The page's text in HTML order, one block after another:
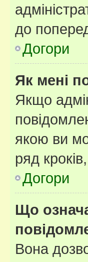
до
Догори
Як мені
Якщо
якою ви
ряд
Догори
Що
Вона